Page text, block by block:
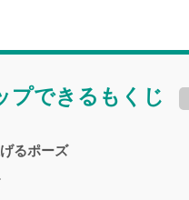
プできるもくじ
るポーズ